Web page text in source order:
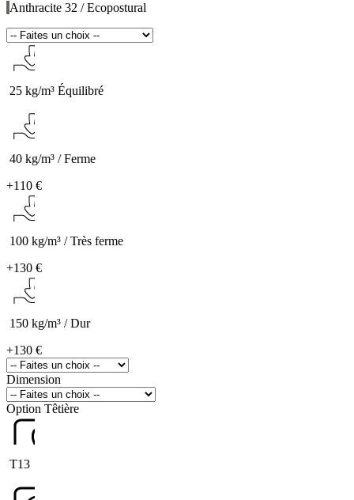
Anthracite 32 / Ecopostural
25 kg/m³ Équilibré
40 kg/m³ / Ferme
+110 €
100 kg/m³ / Très ferme
+130 €
150 kg/m³ / Dur
+130 €
Dimension
Option Têtière
T13